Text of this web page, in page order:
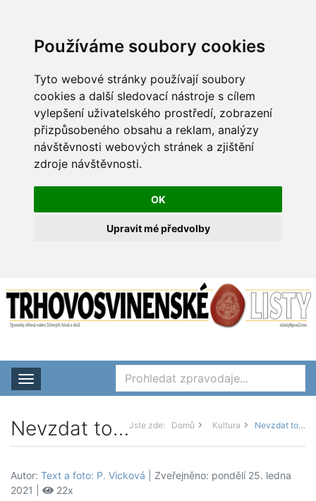
Používáme soubory cookies
Tyto webové stránky používají soubory
cookies a další sledovací nástroje s cílem
vylepšení uživatelského prostředí, zobrazení
přizpůsobeného obsahu a reklam, analýzy
návštěvnosti webových stránek a zjištění
zdroje návštěvnosti.
OK
Upravit mé předvolby
Rozbalit nabídku
Nevzdat to…Jste zde: Domů Kultura Nevzdat to…
Autor: Text a foto: P. Vicková | Zveřejněno: pondělí 25. ledna
2021 |
22x